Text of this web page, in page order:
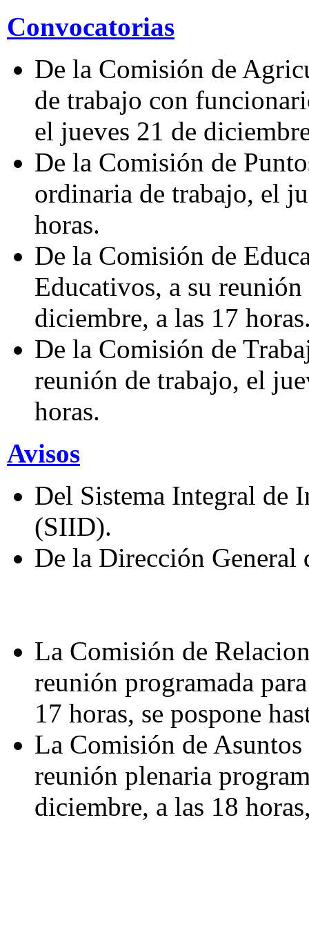
Convocatorias
De la Comisión de
de trabajo con
el jueves 21 de
De la Comisión de
ordinaria de trabajo, el
horas.
De la Comisión de
Educativos, a su
diciembre, a las 17
De la Comisión de
reunión de trabajo, el
horas.
Avisos
Del Sistema Integral de
(SIID).
De la Dirección General
La Comisión de
reunión programada
17 horas, se pospone
La Comisión de
reunión plenaria
diciembre, a las 18